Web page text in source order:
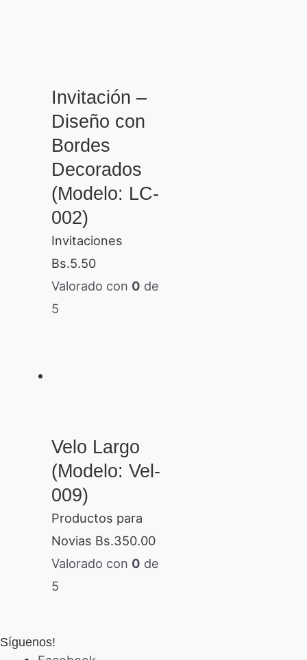
Invitación –
Diseño con
Bordes
Decorados
(Modelo: LC-
002)
Invitaciones
Bs.5.50
Valorado con 0 de
5
Velo Largo
(Modelo: Vel-
009)
Productos para
Novias Bs.350.00
Valorado con 0 de
5
Síguenos!